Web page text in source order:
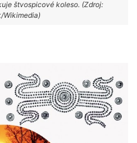
štvospicové koleso. (Zdroj:
Wikimedia)